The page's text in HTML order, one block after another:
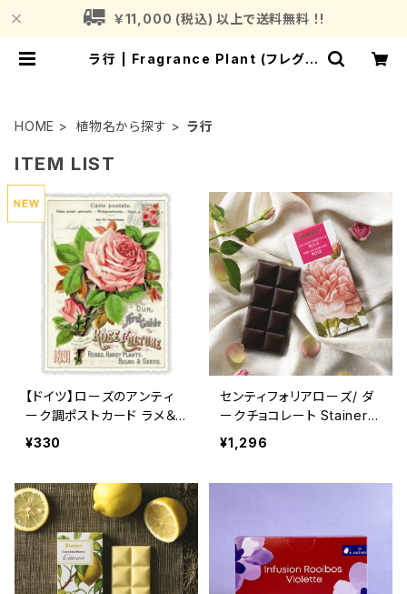
￥11,000 (税込) 以上で送料無料 ！!
ラ行 | Fragrance Plant (フレグラ
HOME 植物名から探す ラ行
ITEM LIST
【ドイツ】ローズのアンティ
ーク調ポストカード ラメ＆
ダイカット加工 ■輸入ポス
¥330
センティフォリアローズ/ ダ
ークチョコレート Stainer
(スタイナー) カカオ70%
チョコタブレット ローズ Da
¥1,296